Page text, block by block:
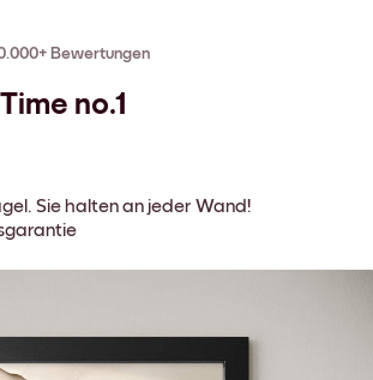
Bewertungen
no.1
Sie halten an jeder Wand!